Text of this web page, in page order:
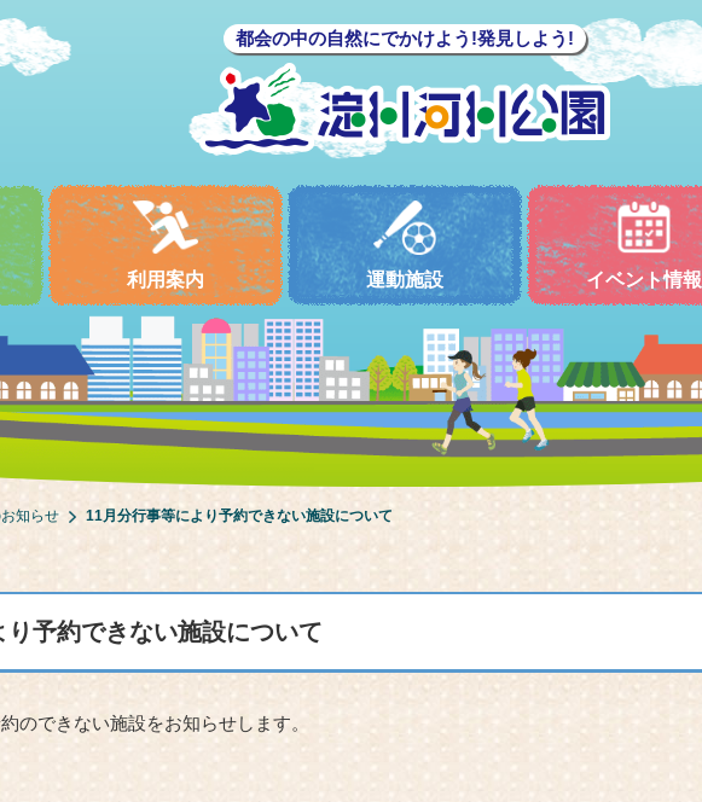
都会の中の自然にでかけよう!発見しよう!
利用案内 運動施設 イベント情報
知らせ 11月分行事等により予約できない施設について
予約できない施設について
のできない施設をお知らせします。